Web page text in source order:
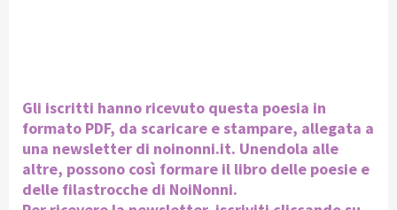
Gli iscritti hanno ricevuto questa poesia in
formato PDF, da scaricare e stampare, allegata a
una newsletter di noinonni.it. Unendola alle
altre, possono così formare il libro delle poesie e
delle filastrocche di NoiNonni.